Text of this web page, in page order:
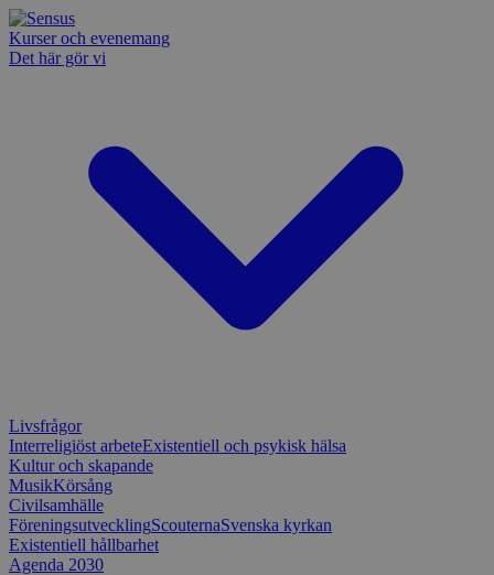
Kurser och evenemang
Det här gör vi
Livsfrågor
Interreligiöst arbeteExistentiell och psykisk hälsa
Kultur och skapande
MusikKörsång
Civilsamhälle
FöreningsutvecklingScouternaSvenska kyrkan
Existentiell hållbarhet
Agenda 2030